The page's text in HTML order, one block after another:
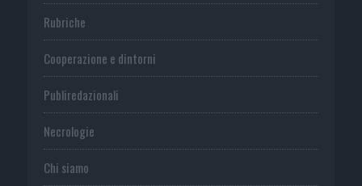
Rubriche
Cooperazione e dintorni
Publiredazionali
Necrologie
Chi siamo